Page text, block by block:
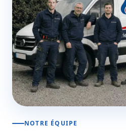
NOTRE ÉQUIPE